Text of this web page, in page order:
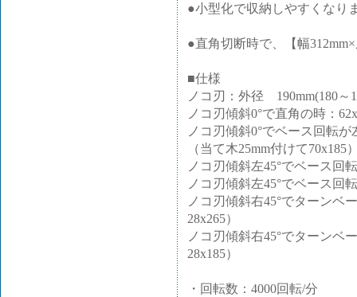
●小型化で収納しやすくなり
●直角切断時で、【幅
■仕様
ノコ刃：外径 190mm(180
ノコ刃傾斜0°で直角の時：
ノコ刃傾斜0°でベース回転が
（当て木25mm付けて70x185
ノコ刃傾斜左45°でベース回
ノコ刃傾斜左45°でベース回
ノコ刃傾斜右45°でターンベ
28x265）
ノコ刃傾斜右45°でターンベ
28x185）
・回転数：4000回転/分